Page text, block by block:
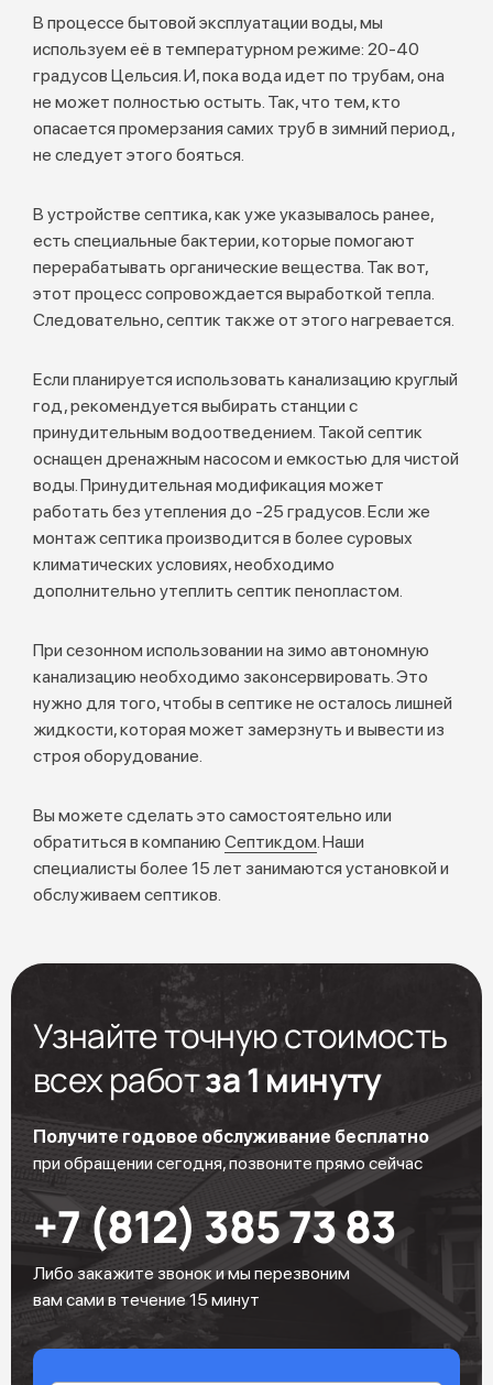
В процессе бытовой эксплуатации воды, мы
используем её в температурном режиме: 20-40
градусов Цельсия. И, пока вода идет по трубам, она
не может полностью остыть. Так, что тем, кто
опасается промерзания самих труб в зимний период,
не следует этого бояться.
В устройстве септика, как уже указывалось ранее,
есть специальные бактерии, которые помогают
перерабатывать органические вещества. Так вот,
этот процесс сопровождается выработкой тепла.
Следовательно, септик также от этого нагревается.
Если планируется использовать канализацию круглый
год, рекомендуется выбирать станции с
принудительным водоотведением. Такой септик
оснащен дренажным насосом и емкостью для чистой
воды. Принудительная модификация может
работать без утепления до -25 градусов. Если же
монтаж септика производится в более суровых
климатических условиях, необходимо
дополнительно утеплить септик пенопластом.
При сезонном использовании на зимо автономную
канализацию необходимо законсервировать. Это
нужно для того, чтобы в септике не осталось лишней
жидкости, которая может замерзнуть и вывести из
строя оборудование.
Вы можете сделать это самостоятельно или
обратиться в компанию Септикдом. Наши
специалисты более 15 лет занимаются установкой и
обслуживаем септиков.
Узнайте точную стоимость
всех работза 1 минуту
Получите годовое обслуживание бесплатно
при обращении сегодня, позвоните прямо сейчас
+7 (812) 385 73 83
Либо закажите звонок и мы перезвоним
вам сами в течение 15 минут